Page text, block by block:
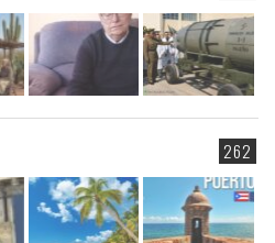
262